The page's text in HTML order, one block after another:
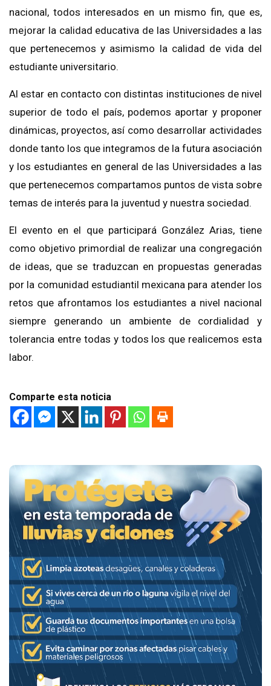
nacional, todos interesados en un mismo fin, que es,
mejorar la calidad educativa de las Universidades a las
que pertenecemos y asimismo la calidad de vida del
estudiante universitario.
Al estar en contacto con distintas instituciones de nivel
superior de todo el país, podemos aportar y proponer
dinámicas, proyectos, así como desarrollar actividades
donde tanto los que integramos de la futura asociación
y los estudiantes en general de las Universidades a las
que pertenecemos compartamos puntos de vista sobre
temas de interés para la juventud y nuestra sociedad.
El evento en el que participará González Arias, tiene
como objetivo primordial de realizar una congregación
de ideas, que se traduzcan en propuestas generadas
por la comunidad estudiantil mexicana para atender los
retos que afrontamos los estudiantes a nivel nacional
siempre generando un ambiente de cordialidad y
tolerancia entre todas y todos los que realicemos esta
labor.
Comparte esta noticia